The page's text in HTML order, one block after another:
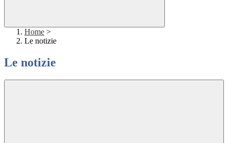
Home >
Le notizie
Le notizie